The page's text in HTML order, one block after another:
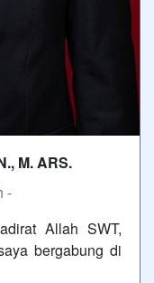
M. ARS.
-
Allah SWT,
bergabung di